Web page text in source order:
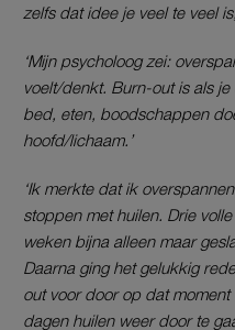
zelfs dat idee je veel te veel
‘Mijn psycholoog zei:
voelt/denkt. Burn-out is als
bed, eten, boodschappen
hoofd/lichaam.’
‘Ik merkte dat ik
stoppen met huilen. Drie
weken bijna alleen maar
Daarna ging hetgelukkig
out voor door op dat
dagen huilen weer door te